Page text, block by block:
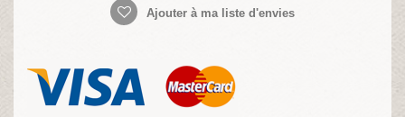
Ajouter à ma liste d'envies